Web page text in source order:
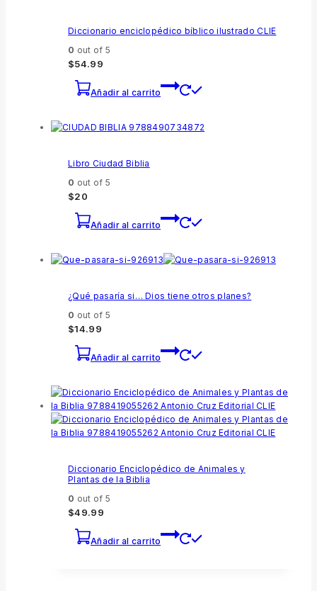
Diccionario enciclopédico bíblico ilustrado CLIE
0 out of 5
$54.99
Añadir al carrito
Libro Ciudad Biblia
0 out of 5
$20
Añadir al carrito
¿Qué pasaría si… Dios tiene otros planes?
0 out of 5
$14.99
Añadir al carrito
Diccionario Enciclopédico de Animales y
Plantas de la Biblia
0 out of 5
$49.99
Añadir al carrito